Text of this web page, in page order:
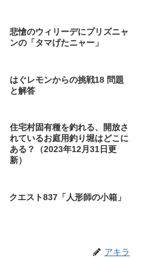
悲愴のウィリーデにプリズニャ
ンの「タマげたニャー」
はぐレモンからの挑戦18 問題
と解答
住宅村固有種を釣れる、開放さ
れているお庭用釣り堀はどこに
ある？（2023年12月31日更
新）
クエスト837「人形師の小箱」
アキラ